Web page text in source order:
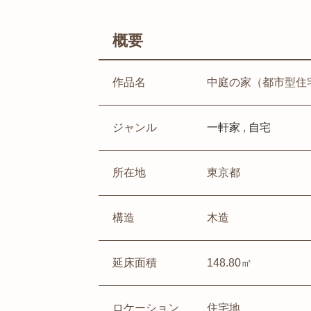
概要
作品名 中庭の家（都市型住
ジャンル 一軒家 , 自宅
所在地 東京都
構造 木造
延床面積 148.80㎡
ロケーション 住宅地